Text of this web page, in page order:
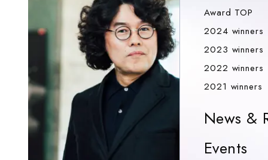
Award TOP
2024 winners
2023 winners
2022 winners
2021 winners
News &
Events